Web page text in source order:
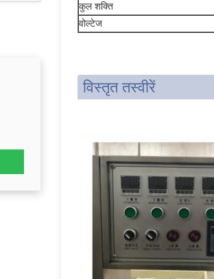
कुल शक्ति
वोल्टेज
विस्तृत तस्वीरें